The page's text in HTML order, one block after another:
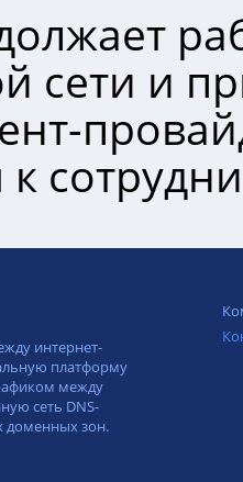
сети и
интернет-
платформу
между
сеть DNS-
доменных зон.